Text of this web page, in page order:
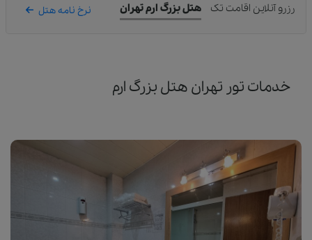
خدمات تور تهران هتل بزرگ ارم
رزرو آنلاین اقامت تک هتل بزرگ ارم تهران نرخ نامه هتل